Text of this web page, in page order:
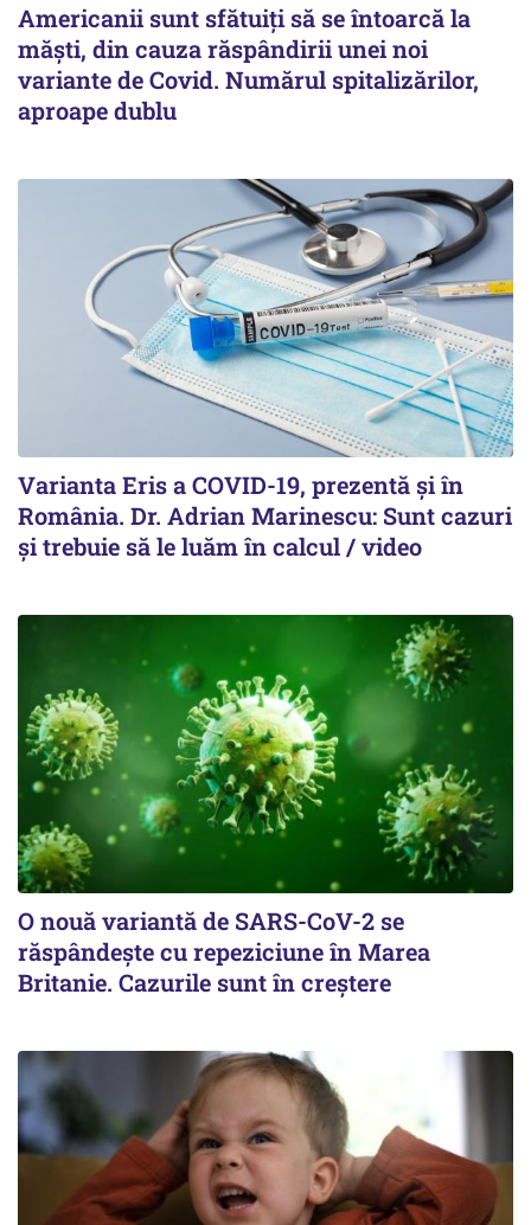
Americanii sunt sfătuiți să se întoarcă la
măști, din cauza răspândirii unei noi
variante de Covid. Numărul spitalizărilor,
aproape dublu
Varianta Eris a COVID-19, prezentă și în
România. Dr. Adrian Marinescu: Sunt cazuri
și trebuie să le luăm în calcul / video
O nouă variantă de SARS-CoV-2 se
răspândește cu repeziciune în Marea
Britanie. Cazurile sunt în creștere